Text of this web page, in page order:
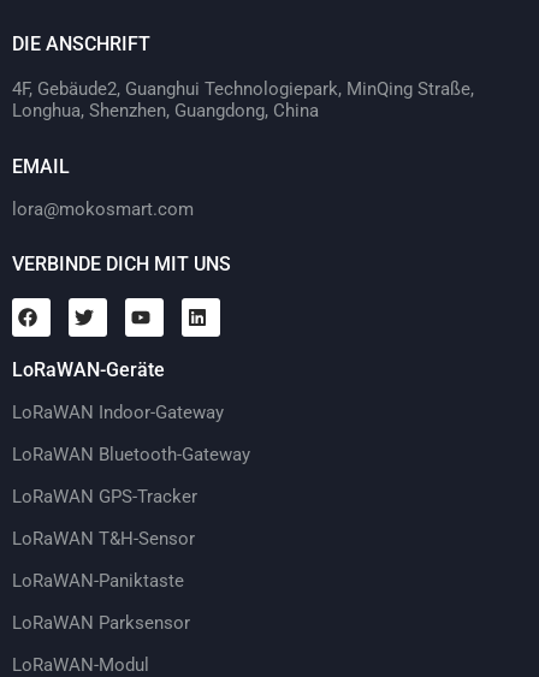
DIE ANSCHRIFT
4F, Gebäude2, Guanghui Technologiepark, MinQing Straße,
Longhua, Shenzhen, Guangdong, China
EMAIL
lora@mokosmart.com
VERBINDE DICH MIT UNS
LoRaWAN-Geräte
LoRaWAN Indoor-Gateway
LoRaWAN Bluetooth-Gateway
LoRaWAN GPS-Tracker
LoRaWAN T&H-Sensor
LoRaWAN-Paniktaste
LoRaWAN Parksensor
LoRaWAN-Modul